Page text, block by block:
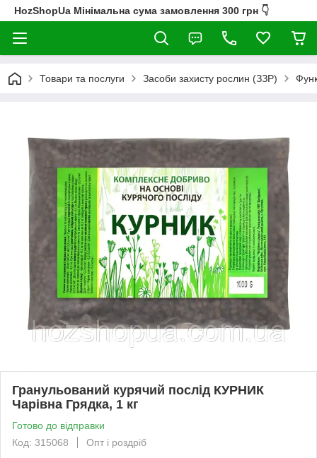
HozShopUa Мінімальна сума замовлення 300 грн 👇
Товари та послуги Засоби захисту рослин (ЗЗР)
Гранульований курячий послід КУРНИК
Чарівна Грядка, 1 кг
Готово до відправки
Код: 315068
Опт і роздріб